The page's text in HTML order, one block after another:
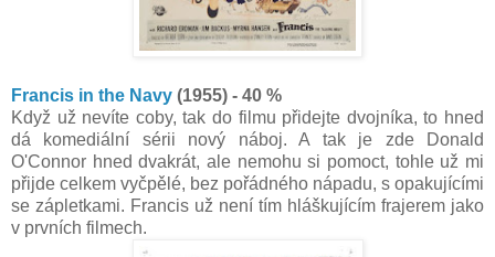
Francis in the Navy (1955) - 40 %
Když už nevíte coby, tak do filmu přidejte dvojníka, to hned
dá komediální sérii nový náboj. A tak je zde Donald
O'Connor hned dvakrát, ale nemohu si pomoct, tohle už mi
přijde celkem vyčpělé, bez pořádného nápadu, s opakujícími
se zápletkami. Francis už není tím hláškujícím frajerem jako
v prvních filmech.